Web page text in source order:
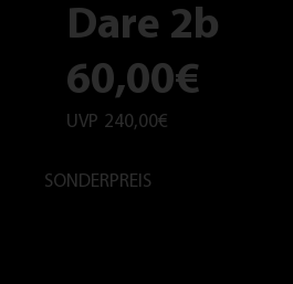
Dare 2b
60,00€
UVP 240,00€
SONDERPREIS